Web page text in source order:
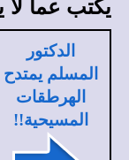
الدكتور
المسلم يمتدح
الهرطقات
المسيحية!!